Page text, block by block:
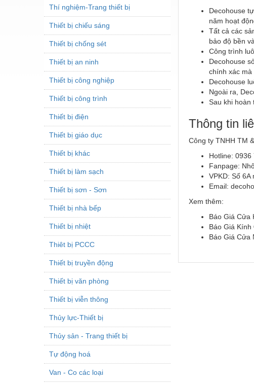
Thí nghiệm-Trang thiết bị
Thiết bị chiếu sáng
Thiết bị chống sét
Thiết bị an ninh
Thiết bị công nghiệp
Thiết bị công trình
Thiết bị điện
Thiết bị giáo dục
Thiết bị khác
Thiết bị làm sạch
Thiết bị sơn - Sơn
Thiết bị nhà bếp
Thiết bị nhiệt
Thiêt bị PCCC
Thiết bị truyền động
Thiết bị văn phòng
Thiết bị viễn thông
Thủy lực-Thiết bị
Thủy sản - Trang thiết bị
Tự động hoá
Van - Co các loại
Decohouse
năm hoạt
Tất cả các
bảo độ bền
Công trình
Decohouse
chính xác mà
Decohouse
Ngoài ra,
Sau khi hoàn
Thông tin
Công ty TNHH TM
Hotline:
Fanpage:
VPKD: Số
Email:
Xem thêm:
Báo Giá Cửa
Báo Giá
Báo Giá Cửa